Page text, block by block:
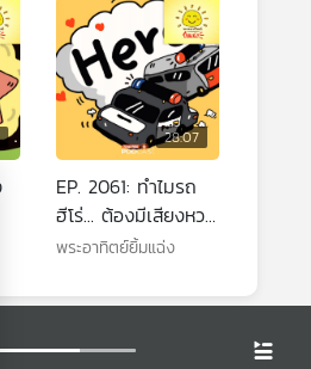
28:07
EP. 2061: ทำไมรถ
ฮีโร่... ต้องมีเสียงหวอ
กับไฟวิบวับ
พระอาทิตย์ยิ้มแฉ่ง